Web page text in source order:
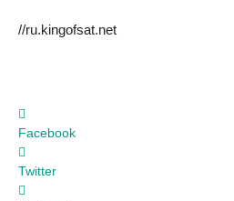
//ru.kingofsat.net
Facebook
Twitter